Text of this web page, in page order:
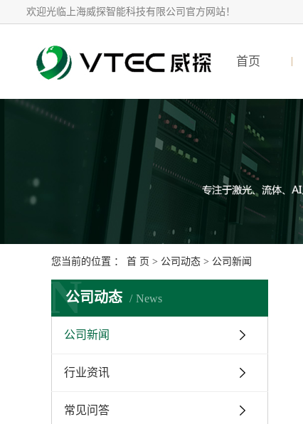
欢迎光临上海威探智能科技有限公司官方网站！
首页
您当前的位置 ： 首 页 > 公司动态 > 公司新闻
公司动态 News
N
公司新闻
行业资讯
常见问答